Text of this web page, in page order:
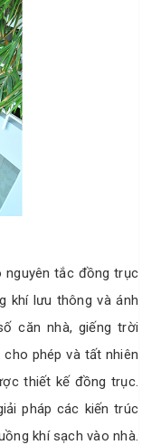
nguyên tắc đồng trục
khí lưu thông và ánh
căn nhà, giếng trời
phép và tất nhiên
thiết kế đồng trục.
pháp các kiến trúc
khí sạch vào nhà.